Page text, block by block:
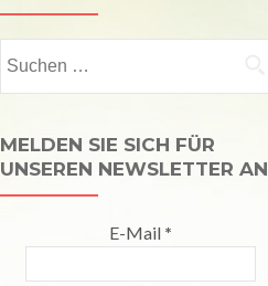
nach:
MELDEN SIE SICH FÜR
UNSEREN NEWSLETTER AN
E-Mail *